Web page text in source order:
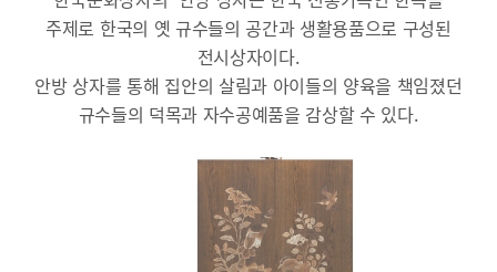
주제로 한국의 옛 규수들의 공간과 생활용품으로 구성된
전시상자이다.
안방 상자를 통해 집안의 살림과 아이들의 양육을 책임졌던
규수들의 덕목과 자수공예품을 감상할 수 있다.